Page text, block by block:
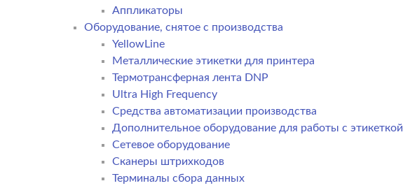
Аппликаторы
Оборудование, снятое с производства
YellowLine
Металлические этикетки для принтера
Термотрансферная лента DNP
Ultra High Frequency
Средства автоматизации производства
Дополнительное оборудование для работы с этикеткой
Сетевое оборудование
Сканеры штрихкодов
Терминалы сбора данных